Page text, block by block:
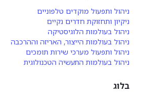
ניהול ותפעול מוקדים טלפוניים
ניקיון ותחזוקת חדרים נקיים
ניהול בעולמות הלוגיסטיקה
ניהול בעולמות הייצור, האריזה וההרכבה
ניהול ותפעול מערכי שירות תומכים
ניהול בעולמות התעשיה הטכנולוגית
בלוג